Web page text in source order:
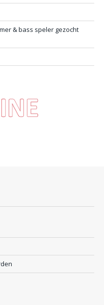
& bass speler gezocht